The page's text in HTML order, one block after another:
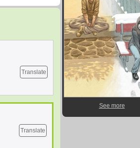
Translate
Translate
See more